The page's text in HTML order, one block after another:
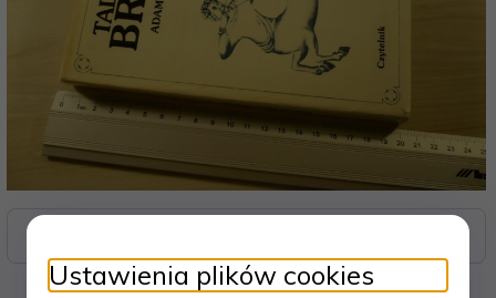
Ustawienia plików cookies